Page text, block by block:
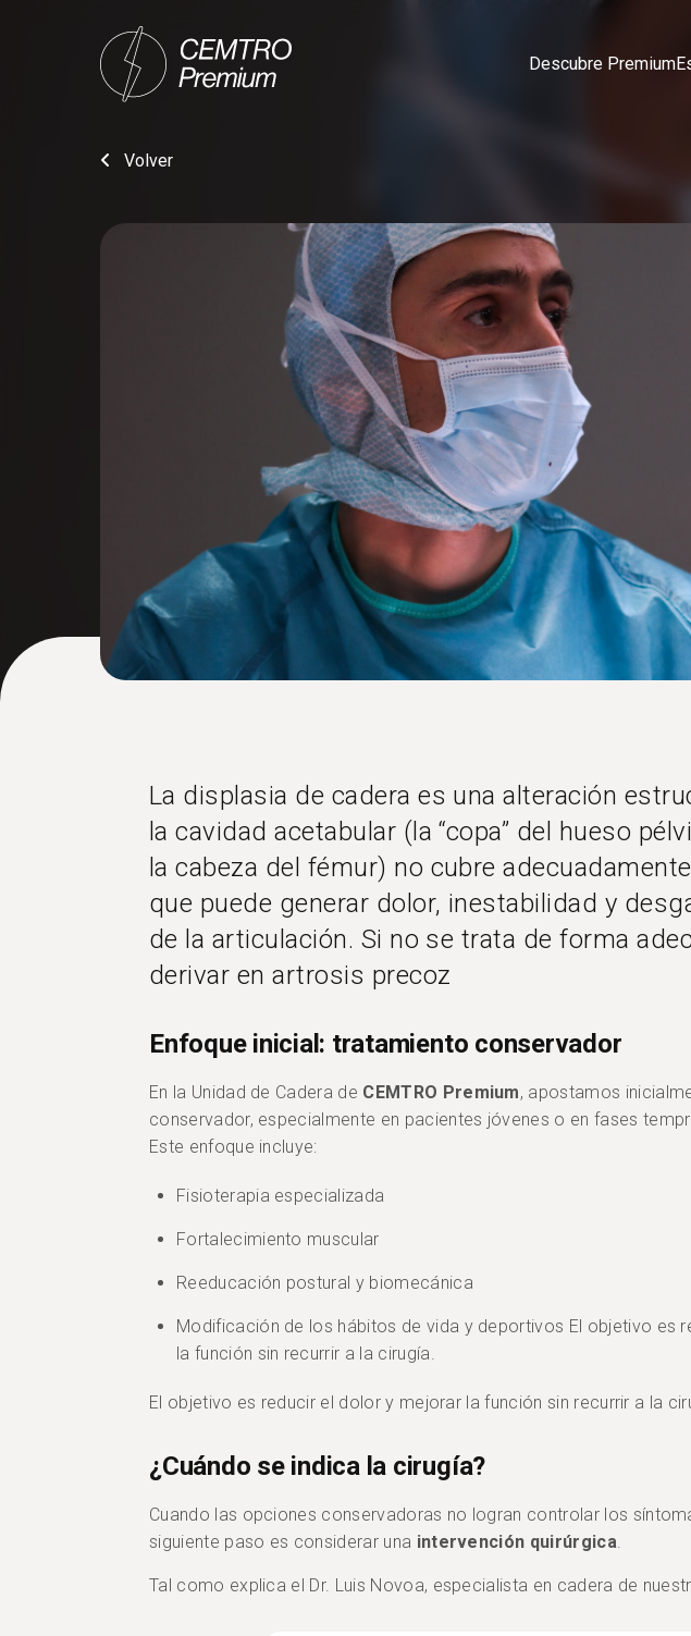
Descubre Premium
Volver
La displasia de cadera es una alteración
la cavidad acetabular (la “copa” del hueso
la cabeza del fémur) no cubre
que puede generar dolor, inestabilidad y
de la articulación. Si no se trata de forma
derivar en artrosis precoz
Enfoque inicial: tratamiento conservador
En la Unidad de Cadera de CEMTRO Premium, apostamos
conservador, especialmente en pacientes jóvenes o en fases
Este enfoque incluye:
Fisioterapia especializada
Fortalecimiento muscular
Reeducación postural y biomecánica
Modificación de los hábitos de vida y deportivos El objetivo es
la función sin recurrir a la cirugía.
El objetivo es reducir el dolor y mejorar la función sin recurrir a la
¿Cuándo se indica la cirugía?
Cuando las opciones conservadoras no logran controlar los
siguiente paso es considerar una intervención quirúrgica.
Tal como explica el Dr. Luis Novoa, especialista en cadera de